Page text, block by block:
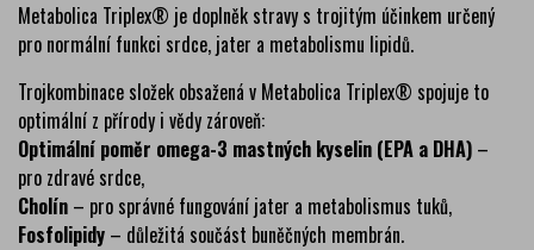
Metabolica Triplex® je doplněk stravy s trojitým účinkem určený
pro normální funkci srdce, jater a metabolismu lipidů.
Trojkombinace složek obsažená v Metabolica Triplex® spojuje to
optimální z přírody i vědy zároveň:
Optimální poměr omega-3 mastných kyselin (EPA a DHA) –
pro zdravé srdce,
Cholín – pro správné fungování jater a metabolismus tuků,
Fosfolipidy – důležitá součást buněčných membrán.